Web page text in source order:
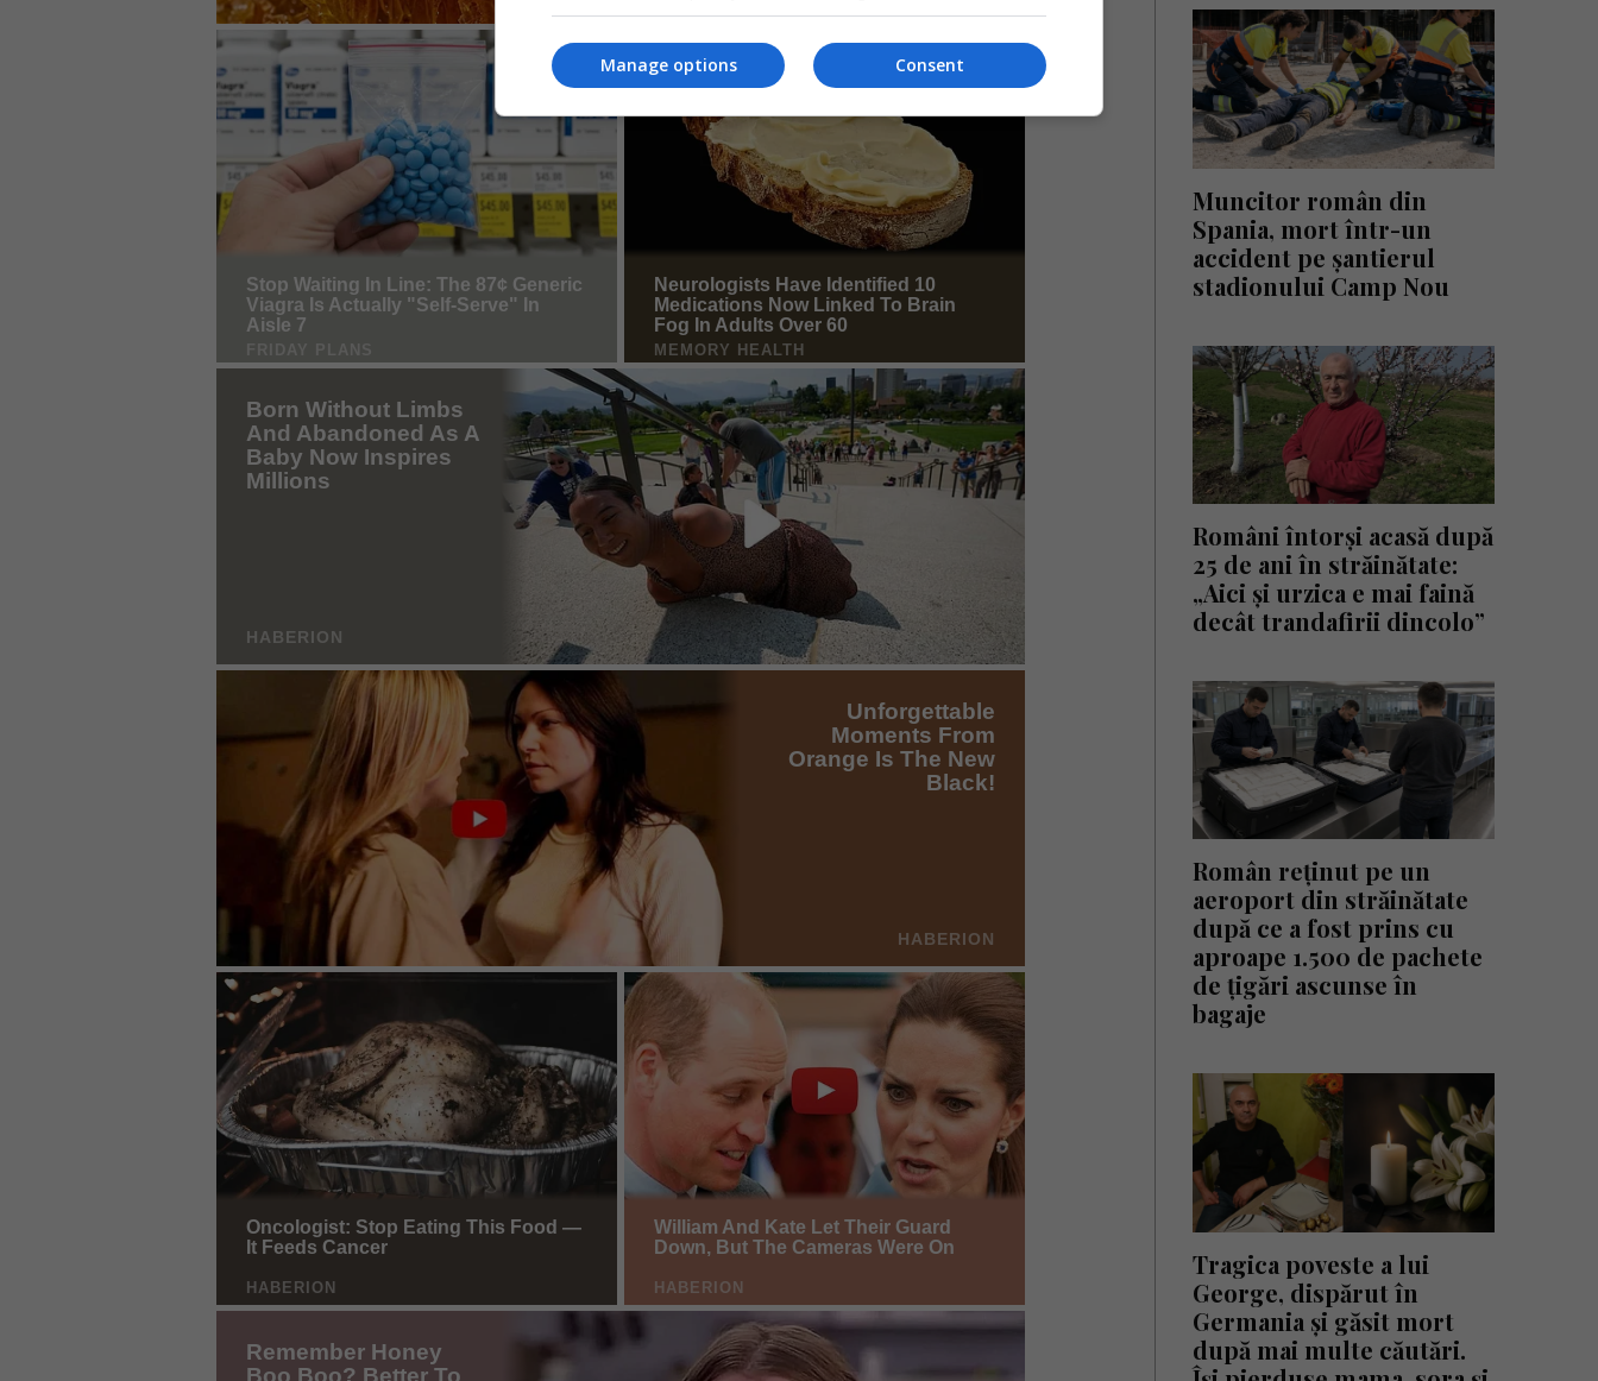
Muncitor român din
Spania, mort într-un
accident pe șantierul
stadionului Camp Nou
Români întorși acasă după
25 de ani în străinătate:
„Aici și urzica e mai faină
decât trandafirii dincolo”
Român reținut pe un
aeroport din străinătate
după ce a fost prins cu
aproape 1.500 de pachete
de țigări ascunse în
bagaje
Tragica poveste a lui
George, dispărut în
Germania și găsit mort
după mai multe căutări.
Consent
Manage options